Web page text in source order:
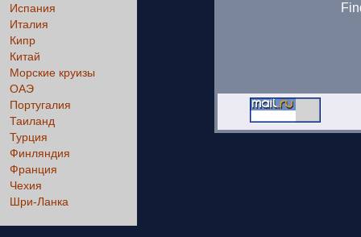
Испания
Италия
Кипр
Китай
Морские круизы
ОАЭ
Португалия
Таиланд
Турция
Финляндия
Франция
Чехия
Шри-Ланка